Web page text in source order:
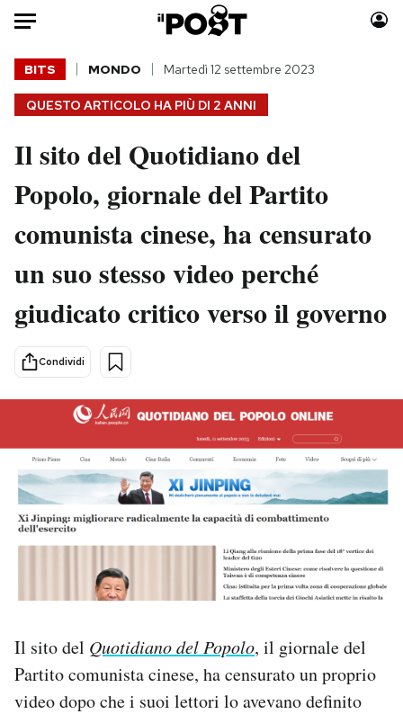
Auto
HOME
Italia
Politica
Tecnologia
Scienza
Cultura
Sport
Moda
Consumismi
Storie/Idee
Media
NEWSLETTER
CALENDARIO
QUESTO ARTICOLO HA PIÙ DI 2 ANNI
BITS MONDO Martedì 12 settembre 2023
Il sito del Quotidiano del
Popolo, giornale del Partito
comunista cinese, ha censurato
un suo stesso video perché
giudicato critico verso il governo
Condividi
Il sito del Quotidiano del Popolo, il giornale del
Partito comunista cinese, ha censurato un proprio
video dopo che i suoi lettori lo avevano definito